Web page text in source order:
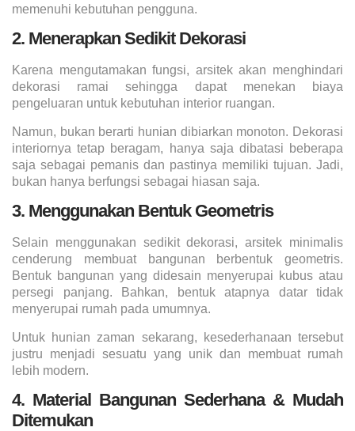
memenuhi kebutuhan pengguna.
2. Menerapkan Sedikit Dekorasi
Karena mengutamakan fungsi, arsitek akan menghindari
dekorasi ramai sehingga dapat menekan biaya
pengeluaran untuk kebutuhan interior ruangan.
Namun, bukan berarti hunian dibiarkan monoton. Dekorasi
interiornya tetap beragam, hanya saja dibatasi beberapa
saja sebagai pemanis dan pastinya memiliki tujuan. Jadi,
bukan hanya berfungsi sebagai hiasan saja.
3. Menggunakan Bentuk Geometris
Selain menggunakan sedikit dekorasi, arsitek minimalis
cenderung membuat bangunan berbentuk geometris.
Bentuk bangunan yang didesain menyerupai kubus atau
persegi panjang. Bahkan, bentuk atapnya datar tidak
menyerupai rumah pada umumnya.
Untuk hunian zaman sekarang, kesederhanaan tersebut
justru menjadi sesuatu yang unik dan membuat rumah
lebih modern.
4. Material Bangunan Sederhana & Mudah
Ditemukan